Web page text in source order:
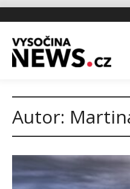
Autor: